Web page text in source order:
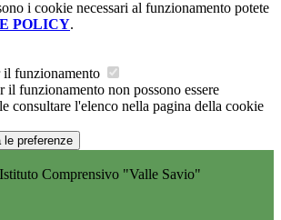
i cookie necessari al funzionamento potete
POLICY.
il funzionamento
il funzionamento non possono essere
consultare l'elenco nella pagina della cookie
le preferenze
Istituto Comprensivo "Valle Savio"